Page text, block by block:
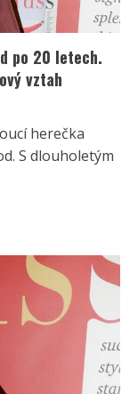
po 20 letech.
vztah
herečka
S dlouholetým